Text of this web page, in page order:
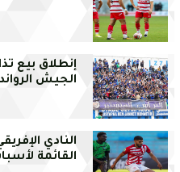
إنطلاق بيع
الجيش
النادي
القائمة